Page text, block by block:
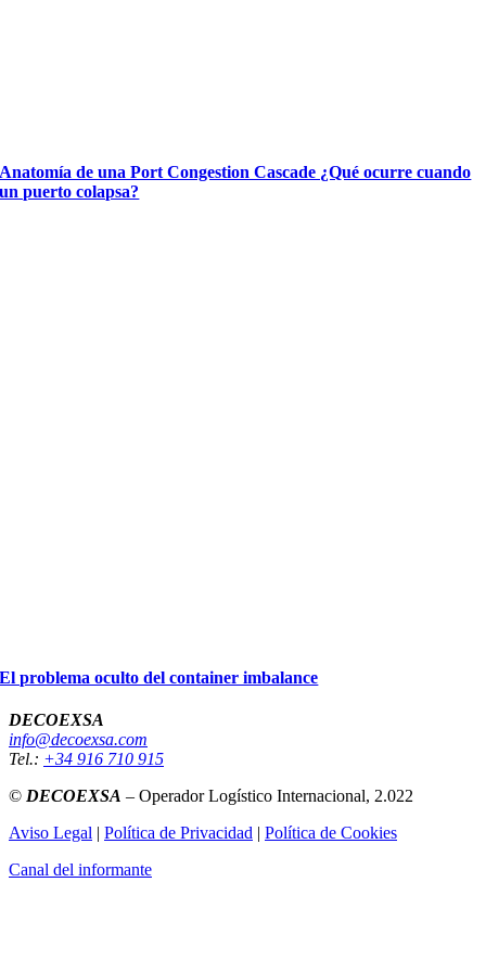
Anatomía de una Port Congestion Cascade ¿Qué ocurre cuando
un puerto colapsa?
El problema oculto del container imbalance
DECOEXSA
info@decoexsa.com
Tel.: +34 916 710 915
© DECOEXSA – Operador Logístico Internacional, 2.022
Aviso Legal | Política de Privacidad | Política de Cookies
Canal del informante